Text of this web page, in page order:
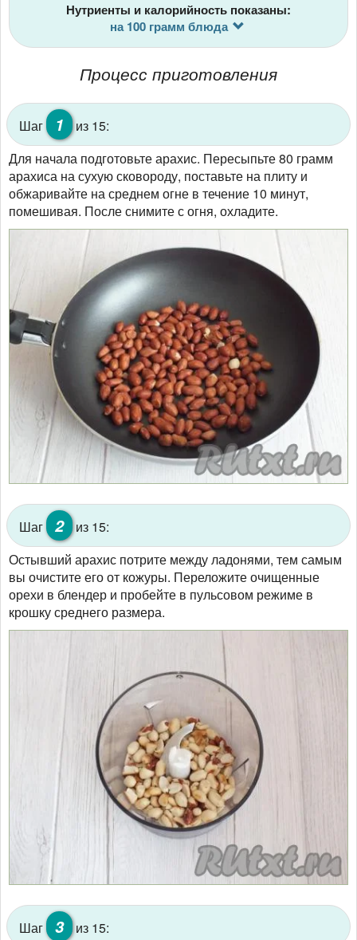
Нутриенты и калорийность показаны:
на 100 грамм блюда
Процесс приготовления
Шаг 1
из 15:
Для начала подготовьте арахис. Пересыпьте 80 грамм
арахиса на сухую сковороду, поставьте на плиту и
обжаривайте на среднем огне в течение 10 минут,
помешивая. После снимите с огня, охладите.
Шаг 2
из 15:
Остывший арахис потрите между ладонями, тем самым
вы очистите его от кожуры. Переложите очищенные
орехи в блендер и пробейте в пульсовом режиме в
крошку среднего размера.
Шаг 3 из 15: